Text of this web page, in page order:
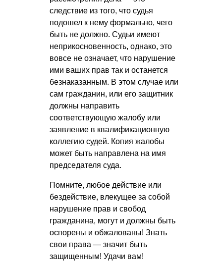
следствие из того, что судья
подошел к нему формально, чего
быть не должно. Судьи имеют
неприкосновенность, однако, это
вовсе не означает, что нарушение
ими ваших прав так и останется
безнаказанным. В этом случае или
сам гражданин, или его защитник
должны направить
соответствующую жалобу или
заявление в квалификационную
коллегию судей. Копия жалобы
может быть направлена на имя
председателя суда.
Помните, любое действие или
бездействие, влекущее за собой
нарушение прав и свобод
гражданина, могут и должны быть
оспорены и обжалованы! Знать
свои права — значит быть
защищенным! Удачи вам!